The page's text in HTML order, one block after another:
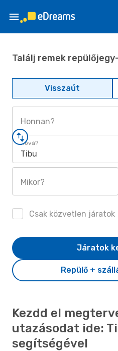
Találj remek
Visszaút
Honnan?
Hová?
Tibu
Mikor?
Csak közvetlen járatok
Repülő +
Járatok
Kezdd el
utazásodat ide:
segítségével